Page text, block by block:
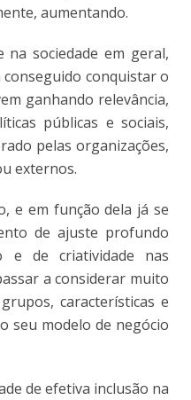
aumentando.
na sociedade em geral,
conquistar o
ganhando relevância,
públicas e sociais,
pelas organizações,
externos.
e em função dela já se
de ajuste profundo
e de criatividade nas
a considerar muito
características e
seu modelo de negócio
de efetiva inclusão na